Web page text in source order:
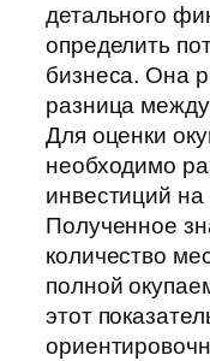
детального
определить
бизнеса. Она
разница
Для оценки
необходимо
инвестиций
Полученное
количество
полной
этот